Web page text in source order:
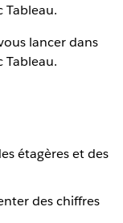
Tableau.
lancer dans
Tableau.
étagères et des
des chiffres